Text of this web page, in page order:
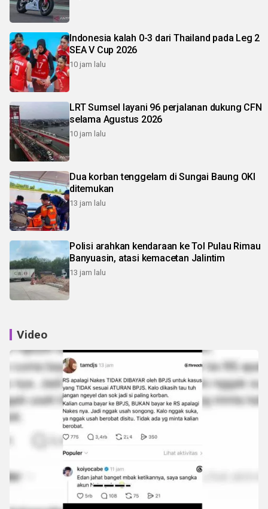
Indonesia kalah 0-3 dari Thailand pada Leg 2
SEA V Cup 2026
10 jam lalu
LRT Sumsel layani 96 perjalanan dukung CFN
selama Agustus 2026
10 jam lalu
Dua korban tenggelam di Sungai Baung OKI
ditemukan
13 jam lalu
Polisi arahkan kendaraan ke Tol Pulau Rimau
Banyuasin, atasi kemacetan Jalintim
13 jam lalu
Video